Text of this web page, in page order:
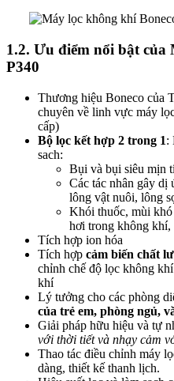
1.2. Ưu điểm nổi bật của
P340
Thương hiệu Boneco của
chuyên về linh vực máy
cấp)
Bộ lọc kết hợp 2 trong 1:
sach:
Bụi và bụi siêu mịn
Các tác nhân gây dị
lông vật nuôi, lông
Khói thuốc, mùi
hơi trong không khí,
Tích hợp ion hóa
Tích hợp cảm biến chất
chỉnh chế độ lọc không
khí
Lý tưởng cho các phòng
của trẻ em, phòng ngủ,
Giải pháp hữu hiệu và tự
với thời tiết và nhạy cảm
Thao tác điều chỉnh máy
dàng, thiết kế thanh lịch.